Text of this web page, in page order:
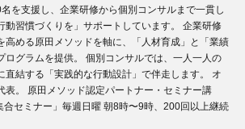
を支援し、企業研修から個別コンサルまで一貫し
動習慣づくりを」サポートしています。 企業研修
高める原田メソッドを軸に、「人材育成」と「業績
ログラムを提供。 個別コンサルでは、一人一人の
直結する「実践的な行動設計」で伴走します。 オ
表。 原田メソッド認定パートナー・セミナー講
合セミナー」毎週日曜 朝8時〜9時、200回以上継続